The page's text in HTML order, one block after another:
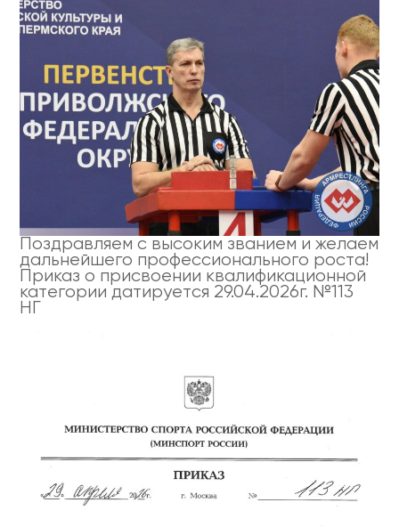
Поздравляем с высоким званием и желаем
дальнейшего профессионального роста!
Приказ о присвоении квалификационной
категории датируется 29.04.2026г. №113
НГ